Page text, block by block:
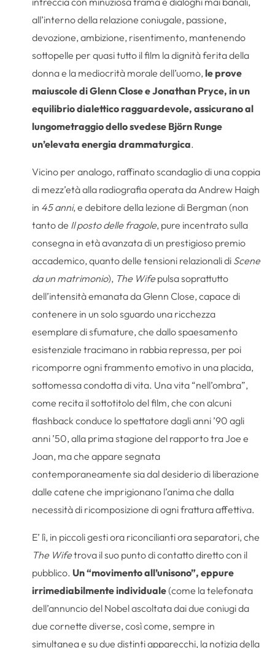
all’interno della relazione coniugale, passione,
devozione, ambizione, risentimento, mantenendo
sottopelle per quasi tutto il film la dignità ferita della
donna e la mediocrità morale dell’uomo,le prove
maiuscole diGlenn Close e Jonathan Pryce, in un
equilibrio dialettico ragguardevole, assicurano al
lungometraggio dello svedese Björn Runge
un’elevata energia drammaturgica.
Vicino per analogo, raffinato scandaglio di una coppia
di mezz’età alla radiografia operata da Andrew Haigh
in 45 anni, e debitore della lezione di Bergman (non
tanto de Il posto delle fragole, pure incentrato sulla
consegna in età avanzata di un prestigioso premio
accademico, quanto delle tensioni relazionali di Scene
da un matrimonio), The Wife pulsa soprattutto
dell’intensità emanata da Glenn Close, capace di
contenere in un solo sguardo una ricchezza
esemplare di sfumature, che dallo spaesamento
esistenziale tracimano in rabbia repressa, per poi
ricomporre ogni frammento emotivo in una placida,
sottomessa condotta di vita. Una vita “nell’ombra”,
come recita il sottotitolo del film, che con alcuni
flashback conduce lo spettatore dagli anni ’90 agli
anni ’50, alla prima stagione del rapporto tra Joe e
Joan, ma che appare segnata
contemporaneamente sia dal desiderio di liberazione
dalle catene che imprigionano l’anima che dalla
necessità di ricomposizione di ogni frattura affettiva.
E’ lì, in piccoli gesti ora riconcilianti ora separatori, che
The Wifetrova il suo punto di contatto diretto con il
pubblico. Un “movimento all’unisono”, eppure
irrimediabilmente individuale(come la telefonata
dell’annuncio del Nobel ascoltata dai due coniugi da
due cornette diverse, così come, sempre in
simultanea e su due distinti apparecchi, la notizia della